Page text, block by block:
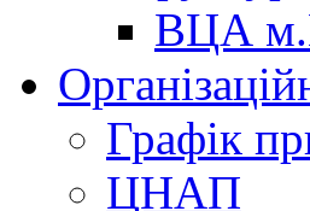
ВЦА
Графік
ЦНАП